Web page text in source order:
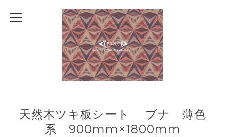
天然木ツキ板シート ブナ 薄色
系 900mm×1800mm